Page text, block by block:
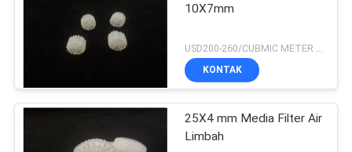
10X7mm
KONTAK
25X4 mm Media Filter Air
Limbah